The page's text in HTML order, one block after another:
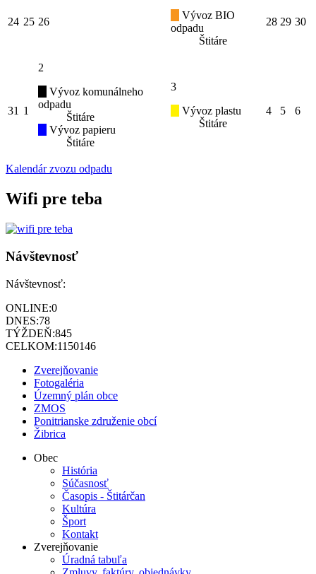
24 25 26
Vývoz BIO
odpadu
Štitáre
28 29 30
31 1
2
Vývoz komunálneho
odpadu
Štitáre
Vývoz papieru
Štitáre
3
Vývoz plastu
Štitáre
4 5 6
Kalendár zvozu odpadu
Wifi pre teba
Návštevnosť
Návštevnosť:
ONLINE:0
DNES:78
TÝŽDEŇ:845
CELKOM:1150146
Zverejňovanie
Fotogaléria
Územný plán obce
ZMOS
Ponitrianske združenie obcí
Žibrica
Obec
História
Súčasnosť
Časopis - Štitárčan
Kultúra
Šport
Kontakt
Zverejňovanie
Úradná tabuľa